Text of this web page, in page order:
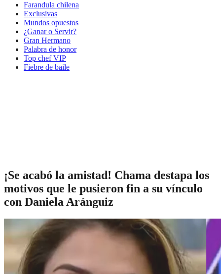
Farandula chilena
Exclusivas
Mundos opuestos
¿Ganar o Servir?
Gran Hermano
Palabra de honor
Top chef VIP
Fiebre de baile
¡Se acabó la amistad! Chama destapa los
motivos que le pusieron fin a su vínculo
con Daniela Aránguiz